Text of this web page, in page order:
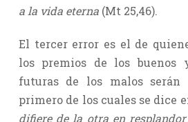
a la vida eterna (Mt 25,46).
El tercer error es el de
los premios de los buenos
futuras de los malos serán
primero de los cuales se dice
difiere de la otra en resplandor